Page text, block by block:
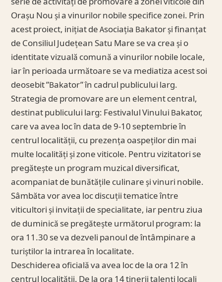
Orașu Nou și a vinurilor nobile specifice zonei. Prin
acest proiect, inițiat de Asociația Bakator și finanțat
de Consiliul Județean Satu Mare se va crea și o
identitate vizuală comună a vinurilor nobile locale,
iar în perioada următoare se va mediatiza acest soi
deosebit ”Bakator” în cadrul publicului larg.
Strategia de promovare are un element central,
destinat publicului larg: Festivalul Vinului Bakator,
care va avea loc în data de 9-10 septembrie în
centrul localității, cu prezența oaspeților din mai
multe localități și zone viticole. Pentru vizitatori se
pregătește un program muzical diversificat,
acompaniat de bunătățile culinare și vinuri nobile.
Sâmbăta vor avea loc discuții tematice între
viticultori și invitații de specialitate, iar pentru ziua
de duminică se pregătește următorul program: la
ora 11.30 se va dezveli panoul de întâmpinare a
turiștilor la intrarea în localitate.
Deschiderea oficială va avea loc de la ora 12 în
centrul localității. De la ora 14 tinerii talenți locali